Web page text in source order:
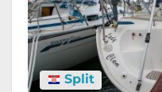
Split